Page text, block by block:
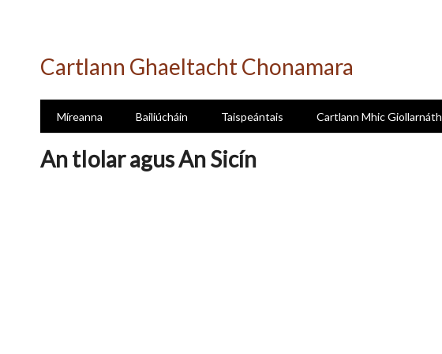
Cartlann Ghaeltacht Chonamara
Míreanna Bailiúcháin Taispeántais Cartlann Mhic Giollarnáth
An tIolar agus An Sicín